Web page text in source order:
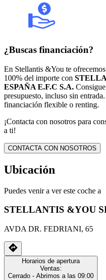
¿Buscas financiación?
En Stellantis &You te
100% del importe con
ESPAÑA E.F.C S.A.
presupuesto, incluso sin
financiación flexible o renting.
¡Contacta con nosotros para
a ti!
CONTACTA CON NOSOTROS
Ubicación
Puedes venir a ver este coche a
STELLANTIS &YOU
AVDA DR. FEDRIANI, 65
Horarios de apertura
Ventas:
Cerrado - Abrimos a las 09:00